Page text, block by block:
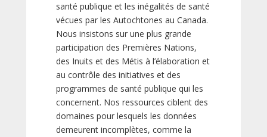
santé publique et les inégalités de santé
vécues par les Autochtones au Canada.
Nous insistons sur une plus grande
participation des Premières Nations,
des Inuits et des Métis à l’élaboration et
au contrôle des initiatives et des
programmes de santé publique qui les
concernent. Nos ressources ciblent des
domaines pour lesquels les données
demeurent incomplètes, comme la